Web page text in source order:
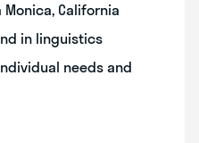
Monica, California
in linguistics
needs and